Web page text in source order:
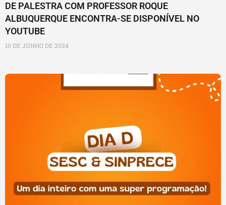
DE PALESTRA COM PROFESSOR ROQUE
ALBUQUERQUE ENCONTRA-SE DISPONÍVEL NO
YOUTUBE
10 DE JUNHO DE 2024